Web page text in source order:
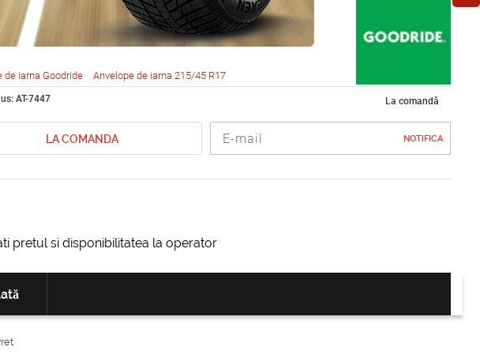
de iarna Goodride Anvelope de iarna 215/45 R17
AT-7447 La comandă
LA COMANDA NOTIFICA
pretul si disponibilitatea la operator